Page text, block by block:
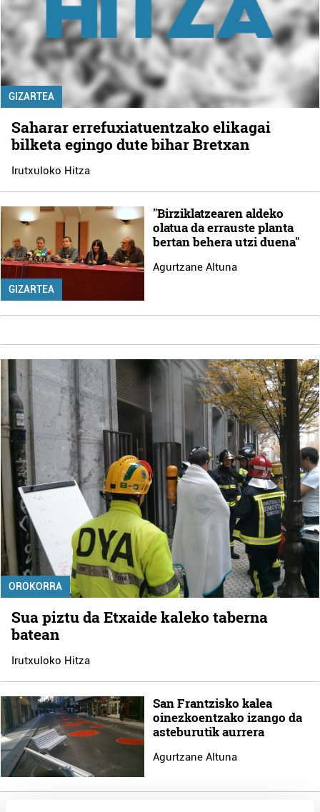
GIZARTEA
Saharar errefuxiatuentzako elikagai
bilketa egingo dute bihar Bretxan
Irutxuloko Hitza
GIZARTEA
"Birziklatzearen aldeko
olatua da errauste planta
bertan behera utzi duena"
Agurtzane Altuna
OROKORRA
Sua piztu da Etxaide kaleko taberna
batean
Irutxuloko Hitza
San Frantzisko kalea
oinezkoentzako izango da
asteburutik aurrera
Agurtzane Altuna